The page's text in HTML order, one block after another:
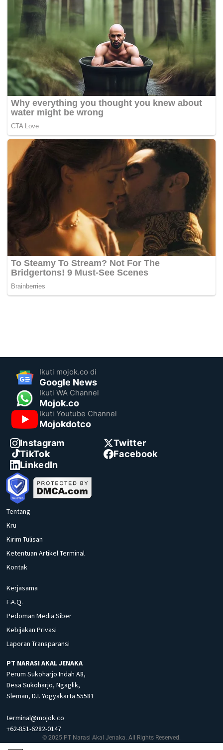
Ikuti mojok.co di
Google News
Ikuti WA Channel
Mojok.co
Ikuti Youtube Channel
Mojokdotco
Instagram
Twitter
TikTok
Facebook
LinkedIn
Tentang
Kru
Kirim Tulisan
Ketentuan Artikel Terminal
Kontak
Kerjasama
F.A.Q.
Pedoman Media Siber
Kebijakan Privasi
Laporan Transparansi
PT NARASI AKAL JENAKA
Perum Sukoharjo Indah A8,
Desa Sukoharjo, Ngaglik,
Sleman, D.I. Yogyakarta 55581
terminal@mojok.co
+62-851-6282-0147
© 2025 PT Narasi Akal Jenaka. All Rights Reserved.